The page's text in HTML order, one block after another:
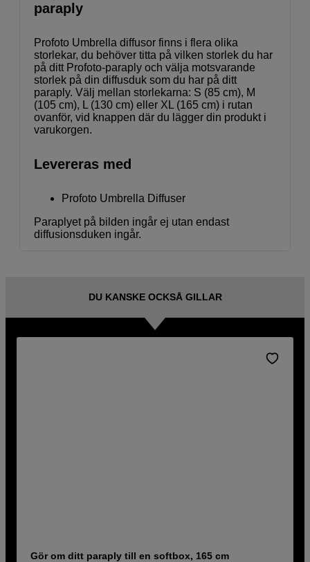
paraply
Profoto Umbrella diffusor finns i flera olika
storlekar, du behöver titta på vilken storlek du har
på ditt Profoto-paraply och välja motsvarande
storlek på din diffusduk som du har på ditt
paraply. Välj mellan storlekarna: S (85 cm), M
(105 cm), L (130 cm) eller XL (165 cm) i rutan
ovanför, vid knappen där du lägger din produkt i
varukorgen.
Levereras med
Profoto Umbrella Diffuser
Paraplyet på bilden ingår ej utan endast
diffusionsduken ingår.
DU KANSKE OCKSÅ GILLAR
Gör om ditt paraply till en softbox, 165 cm